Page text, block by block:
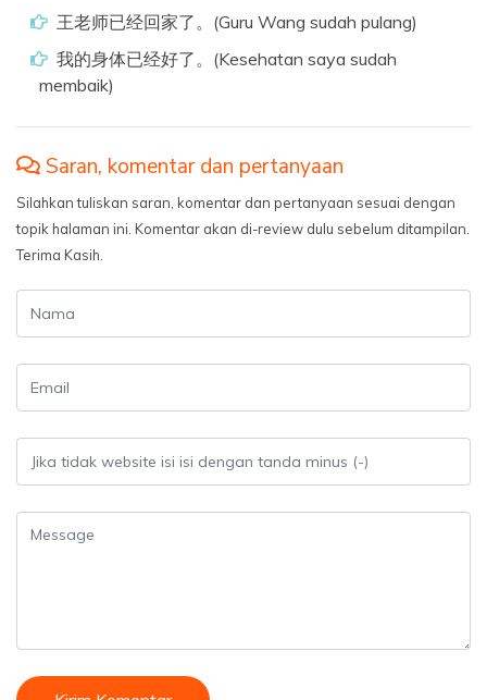
王老师已经回家了。(Guru Wang sudah pulang)
我的身体已经好了。(Kesehatan saya sudah
membaik)
Saran, komentar dan pertanyaan
Silahkan tuliskan saran, komentar dan pertanyaan sesuai dengan
topik halaman ini. Komentar akan di-review dulu sebelum ditampilan.
Terima Kasih.